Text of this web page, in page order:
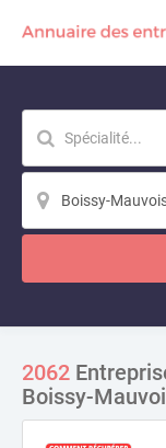
2062
Boissy-